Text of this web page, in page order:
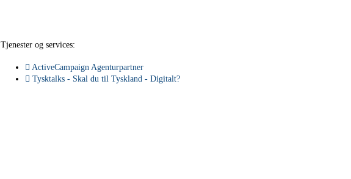
Tjenester og services:
ActiveCampaign Agenturpartner
Tysktalks - Skal du til Tyskland - Digitalt?